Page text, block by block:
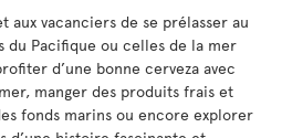
aux vacanciers de se prélasser au
du Pacifique ou celles de la mer
d’une bonne cerveza avec
manger des produits frais et
fonds marins ou encore explorer